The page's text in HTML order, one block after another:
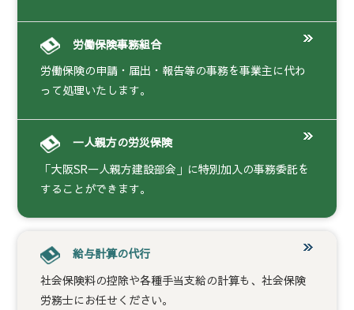
労働保険事務組合
労働保険の申請・届出・報告等の事務を事業主に代わ
って処理いたします。
一人親方の労災保険
「大阪SR一人親方建設部会」に特別加入の事務委託を
することができます。
給与計算の代行
社会保険料の控除や各種手当支給の計算も、社会保険
労務士にお任せください。